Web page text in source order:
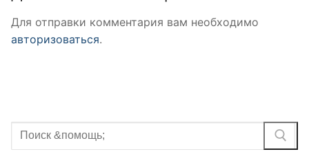
Для отправки комментария вам необходимо
авторизоваться.
Найти: